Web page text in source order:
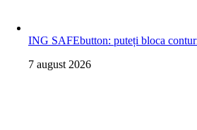
ING SAFEbutton: puteți bloca
7 august 2026